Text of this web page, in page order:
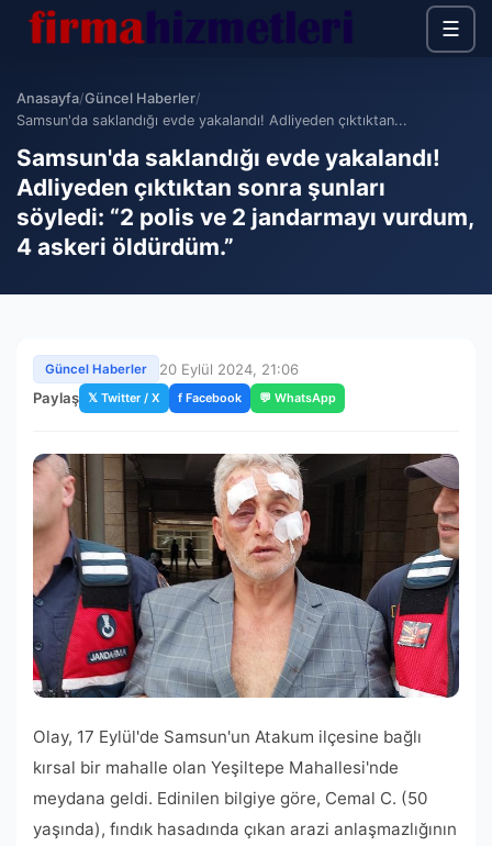
☰
Anasayfa/Güncel Haberler/
Samsun'da saklandığı evde yakalandı! Adliyeden çıktıktan...
Samsun'da saklandığı evde yakalandı!
Adliyeden çıktıktan sonra şunları
söyledi: “2 polis ve 2 jandarmayı vurdum,
4 askeri öldürdüm.”
Güncel Haberler
20 Eylül 2024, 21:06
Paylaş 𝕏 Twitter / X f Facebook 💬 WhatsApp
Olay, 17 Eylül'de Samsun'un Atakum ilçesine bağlı
kırsal bir mahalle olan Yeşiltepe Mahallesi'nde
meydana geldi. Edinilen bilgiye göre, Cemal C. (50
yaşında), fındık hasadında çıkan arazi anlaşmazlığının